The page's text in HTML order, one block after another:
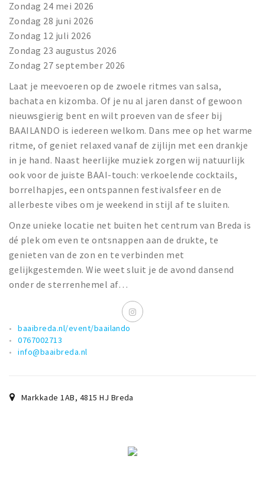
Zondag 24 mei 2026
Zondag 28 juni 2026
Zondag 12 juli 2026
Zondag 23 augustus 2026
Zondag 27 september 2026
Laat je meevoeren op de zwoele ritmes van salsa,
bachata en kizomba. Of je nu al jaren danst of gewoon
nieuwsgierig bent en wilt proeven van de sfeer bij
BAAILANDO is iedereen welkom. Dans mee op het warme
ritme, of geniet relaxed vanaf de zijlijn met een drankje
in je hand. Naast heerlijke muziek zorgen wij natuurlijk
ook voor de juiste BAAI-touch: verkoelende cocktails,
borrelhapjes, een ontspannen festivalsfeer en de
allerbeste vibes om je weekend in stijl af te sluiten.
Onze unieke locatie net buiten het centrum van Breda is
dé plek om even te ontsnappen aan de drukte, te
genieten van de zon en te verbinden met
gelijkgestemden. Wie weet sluit je de avond dansend
onder de sterrenhemel af…
baaibreda.nl/event/baailando
0767002713
info@baaibreda.nl
Markkade 1AB, 4815 HJ Breda